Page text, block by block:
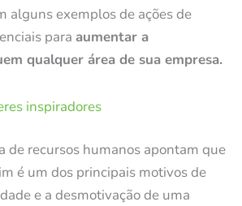
alguns exemplos de ações de
para aumentar a
qualquer área de sua empresa.
inspiradores
de recursos humanos apontam que
é um dos principais motivos de
e a desmotivação de uma